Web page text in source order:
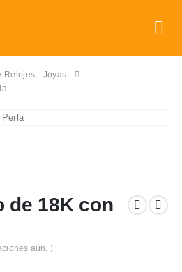
Relojes,
Joyas
de 18K con
aún. )